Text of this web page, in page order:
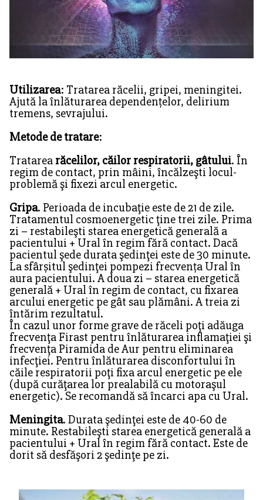
Utilizarea: Tratarea răcelii, gripei, meningitei.
Ajută la înlăturarea dependențelor, delirium
tremens, sevrajului.
Metode de tratare:
Tratarea răcelilor, căilor respiratorii, gâtului. În
regim de contact, prin mâini, încălzeşti locul-
problemă şi fixezi arcul energetic.
Gripa. Perioada de incubaţie este de 21 de zile.
Tratamentul cosmoenergetic ţine trei zile. Prima
zi – restabileşti starea energetică generală a
pacientului + Ural în regim fără contact. Dacă
pacientul şede durata şedinţei este de 30 minute.
La sfârșitul şedinţei pompezi frecvența Ural în
aura pacientului. A doua zi – starea energetică
generală + Ural în regim de contact, cu fixarea
arcului energetic pe gât sau plămâni. A treia zi
întărim rezultatul.
În cazul unor forme grave de răceli poţi adăuga
frecvenţa Firast pentru înlăturarea inflamaţiei şi
frecvenţa Piramida de Aur pentru eliminarea
infecţiei. Pentru înlăturarea disconfortului în
căile respiratorii poţi fixa arcul energetic pe ele
(după curăţarea lor prealabilă cu motoraşul
energetic). Se recomandă să încarci apa cu Ural.
Meningita. Durata şedinţei este de 40-60 de
minute. Restabileşti starea energetică generală a
pacientului + Ural în regim fără contact. Este de
dorit să desfăşori 2 şedinţe pe zi.